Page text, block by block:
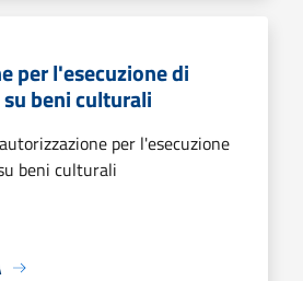
per l'esecuzione di
beni culturali
per l'esecuzione
beni culturali